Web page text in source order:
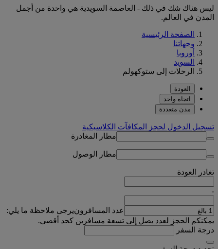
ليس هناك شك في ذلك - العاصمة السويدية هي واحدة من أجمل
المدن في العالم.
الصفحة الرئيسية
وجهاتنا
أوروبا
السويد
الرحلات إلى ستوكهولم
العودة
اتجاه واحد
مدن متعددة
تسجيل الدخول لحجز المكافآت الكلاسيكية
مطار المغادرة
مطار الوصول
تغادر العودة
-
عدد المسافرونيرجى ملاحظة ما يلي:
يمكنكم الحجز لعدد يصل إلى تسعة مسافرين كحد أقصى.
درجة السفر